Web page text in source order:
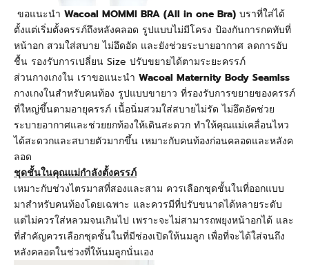
ขอแนะนำ Wacoal MOMMI BRA (All in one Bra) บราที่ใส่ได้
ตั้งแต่เริ่มตั้งครรภ์ถึงหลังคลอด รูปแบบไม่มีโครง ป้องกันการกดทับที่
หน้าอก สวมใส่สบาย ไม่อึดอัด และยังช่วยระบายอากาศ ลดการอับ
ชื้น รองรับการเปลี่ยน Size ปรับขยายได้ตามระยะครรภ์
ส่วนกางเกงใน เราขอแนะนำ Wacoal Maternity Body Seamlss
กางเกงในสำหรับคนท้อง รูปแบบขายาว ที่รองรับการขยายของครรภ์
ที่ใหญ่ขึ้นตามอายุครรภ์ เนื้อนิ่มสวมใส่สบายไม่รัด ไม่อึดอัดช่วย
ระบายอากาศและช่วยยกท้องให้เดินสะดวก ทำให้คุณแม่เคลื่อนไหว
ได้สะดวกและสบายตัวมากขึ้น เหมาะกับคนท้องก่อนคลอดและหลังค
ลอด
ชุดชั้นในคุณแม่กำลังตั้งครรภ์
เหมาะกับช่วงไตรมาสที่สองและสาม ควรเลือกชุดชั้นในที่ออกแบบ
มาสำหรับคนท้องโดยเฉพาะ และควรมีที่ปรับขนาดได้หลายระดับ
แต่ไม่ควรใส่หลวมจนเกินไป เพราะจะไม่สามารถพยุงหน้าอกได้ และ
ที่สำคัญควรเลือกชุดชั้นในที่มีช่องเปิดให้นมลูก เพื่อที่จะได้ใส่จนถึง
หลังคลอดในช่วงที่ให้นมลูกนั่นเอง